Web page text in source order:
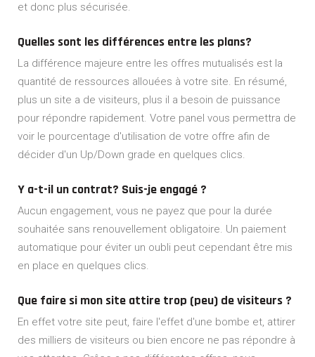
et donc plus sécurisée.
Quelles sont les différences entre les plans?
La différence majeure entre les offres mutualisés est la
quantité de ressources allouées à votre site. En résumé,
plus un site a de visiteurs, plus il a besoin de puissance
pour répondre rapidement. Votre panel vous permettra de
voir le pourcentage d'utilisation de votre offre afin de
décider d'un Up/Down grade en quelques clics.
Y a-t-il un contrat? Suis-je engagé ?
Aucun engagement, vous ne payez que pour la durée
souhaitée sans renouvellement obligatoire. Un paiement
automatique pour éviter un oubli peut cependant être mis
en place en quelques clics.
Que faire si mon site attire trop (peu) de visiteurs ?
En effet votre site peut, faire l'effet d'une bombe et, attirer
des milliers de visiteurs ou bien encore ne pas répondre à